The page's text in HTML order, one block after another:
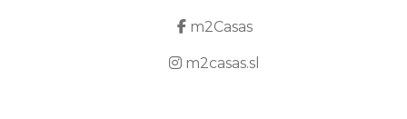
m2Casas
m2casas.sl